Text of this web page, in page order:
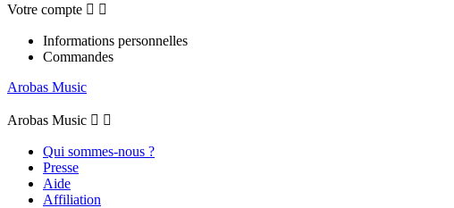
Votre compte  
Informations personnelles
Commandes
Arobas Music
Arobas Music  
Qui sommes-nous ?
Presse
Aide
Affiliation